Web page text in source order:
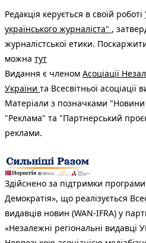
Редакція керується в своїй роботі
українського журналіста" ,
журналістської етики.
можна тут
Видання є членом Асоціації
України та Всесвітньої асоціації
Матеріали з позначками
"Реклама" та "Партнерський
реклами.
Здійснено за підтримки
Демократія», що реалізується
видавців новин (WAN-IFRA) у
«Незалежні регіональні видавці